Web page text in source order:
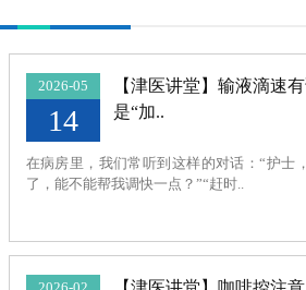
2026-05
14
【津医讲堂】输液滴速
是“加..
在病房里，我们常听到这样的对话：“护士
了，能不能帮我调快一点？”“赶时..